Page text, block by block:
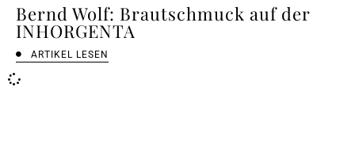
Bernd Wolf: Brautschmuck auf der
INHORGENTA
ARTIKEL LESEN